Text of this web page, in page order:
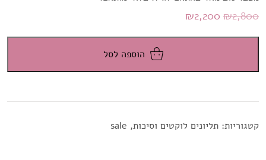
₪2,800
המחיר
המקורי
₪2,800.
₪2,200 המחיר
הנוכחי
₪2,200.
הוספה לסל
קטגוריות: תליונים לוקטים וסיכות,
sale